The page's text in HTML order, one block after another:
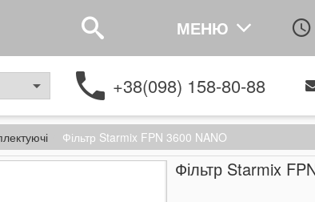
МЕНЮ
+38(098) 158-80-88
Фільтр Starmix FPN 3600 NANO
Фільтр Starmix